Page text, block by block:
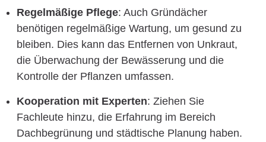
Regelmäßige Pflege: Auch Gründächer
benötigen regelmäßige Wartung, um gesund zu
bleiben. Dies kann das Entfernen von Unkraut,
die Überwachung der Bewässerung und die
Kontrolle der Pflanzen umfassen.
Kooperation mit Experten: Ziehen Sie
Fachleute hinzu, die Erfahrung im Bereich
Dachbegrünung und städtische Planung haben.